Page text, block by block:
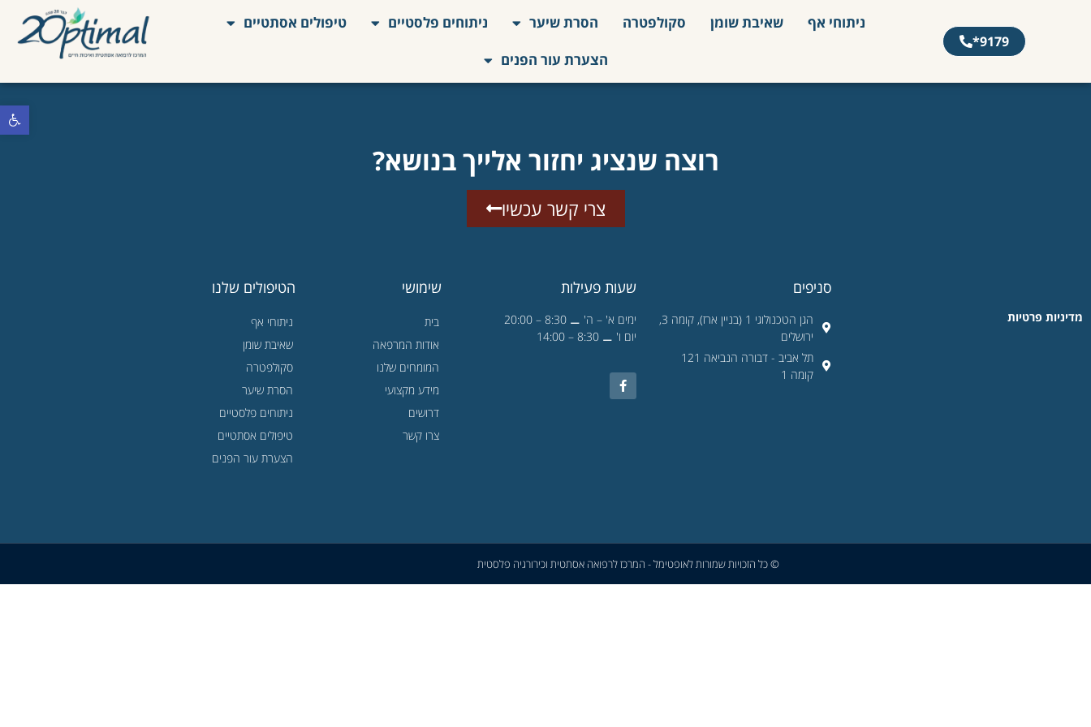
פתח
9179*
ניתוחי אף שאיבת שומן סקולפטרה הסרת שיער ניתוחים פלסטיים
טיפולים אסתטיים
הצערת עור הפנים
רוצה שנציג יחזור אלייך בנושא?
צרי קשר עכשיו
מדיניות פרטיות
סניפים
הגן הטכנולוגי 1 (בניין ארז), קומה 3,
ירושלים
תל אביב - דבורה הנביאה 121
קומה 1
שעות פעילות
ימים א' – ה' ⚊ 8:30 – 20:00
יום ו' ⚊ 8:30 – 14:00
שימושי
בית
אודות המרפאה
המומחים שלנו
מידע מקצועי
דרושים
צרו קשר
הטיפולים שלנו
ניתוחי אף
שאיבת שומן
סקולפטרה
הסרת שיער
ניתוחים פלסטיים
טיפולים אסתטיים
הצערת עור הפנים
© כל הזכויות שמורות לאופטימל - המרכז לרפואה אסתטית וכירורגיה פלסטית